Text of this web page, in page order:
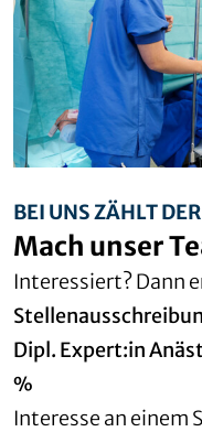
BEI UNS ZÄHLT
Mach unser
Interessiert? Dann
Dipl. Expert:in
%
Interesse an einem